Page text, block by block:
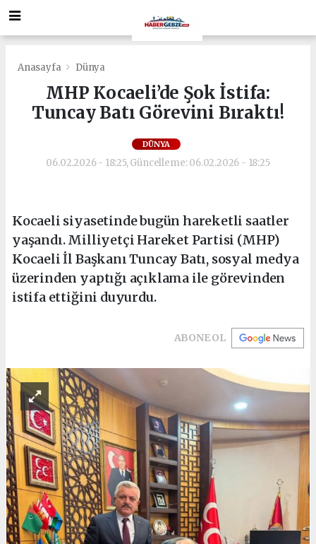
Anasayfa Dünya
MHP Kocaeli’de Şok İstifa:
Tuncay Batı Görevini Bıraktı!
DÜNYA
06.02.2026 - 18:25, Güncelleme: 06.02.2026 - 18:25
Kocaeli siyasetinde bugün hareketli saatler
yaşandı. Milliyetçi Hareket Partisi (MHP)
Kocaeli İl Başkanı Tuncay Batı, sosyal medya
üzerinden yaptığı açıklama ile görevinden
istifa ettiğini duyurdu.
ABONE OL